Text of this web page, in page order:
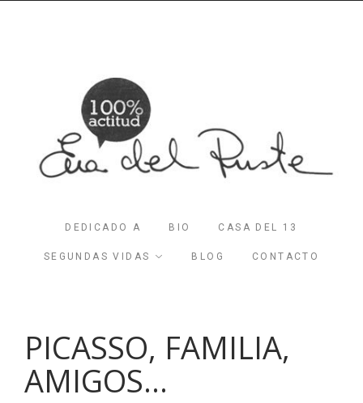
DEDICADO A BIO CASA DEL 13
SEGUNDAS VIDAS BLOG CONTACTO
PICASSO, FAMILIA,
AMIGOS…